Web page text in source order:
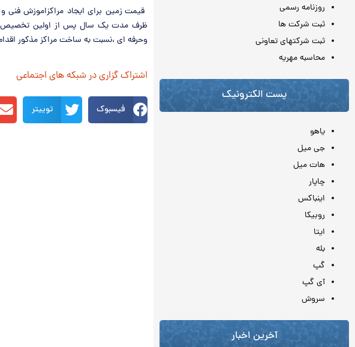
روزنامه رسمی
ثبت شرکت ها
ثبت شرکتهای تعاونی
محاسبه مهريه
پست الکترونیک
یاهو
جی میل
هات میل
چاپار
اینباکس
روبیکا
ایتا
بله
گپ
آی گپ
سروش
آخرین اخبار
قیمت زمین برای ایجاد مراکزاموزش فنی
ظرف مدت یک سال پس از اولین تخصیص
وحرفه ای ،نسبت به ساخت مراکز مذکور
اشتراک گزاری در شبکه های اجتماعی
فیسبوک توییتر